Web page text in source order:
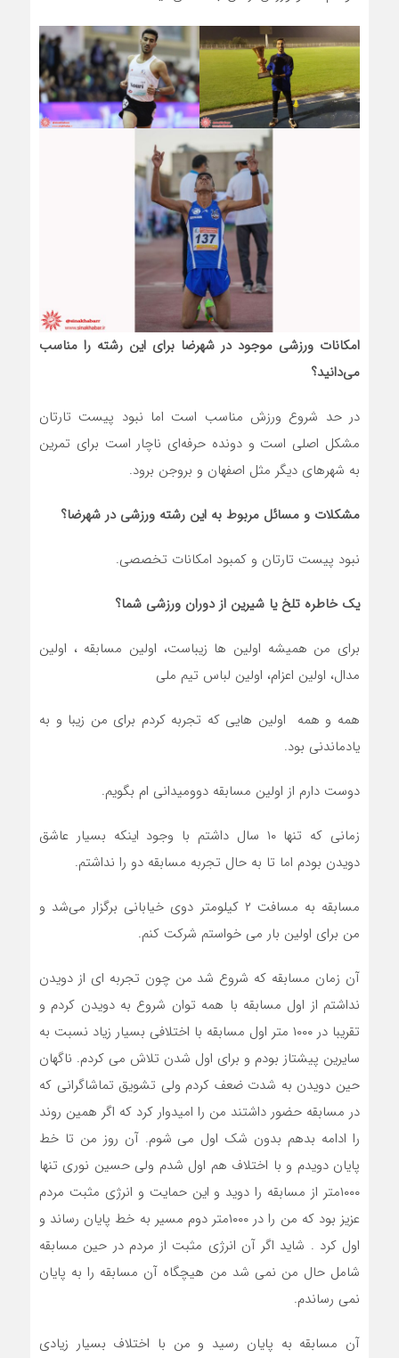
امکانات ورزشی موجود در شهرضا برای این رشته را مناسب
می‌دانید؟
در حد شروع ورزش مناسب است اما نبود پیست تارتان
مشکل اصلی است و دونده حرفه‌ای ناچار است برای تمرین
به شهرهای دیگر مثل اصفهان و بروجن برود.
مشکلات و مسائل مربوط به این رشته ورزشی در شهرضا؟
نبود پیست تارتان و کمبود امکانات تخصصی.
یک خاطره تلخ یا شیرین از دوران ورزشی شما؟
برای من همیشه اولین ها زیباست، اولین مسابقه ، اولین
مدال، اولین اعزام، اولین لباس تیم ملی
همه و همه اولین هایی که تجربه کردم برای من زیبا و به
یادماندنی‌ بود.
دوست دارم از اولین مسابقه دوومیدانی ام بگویم.
زمانی که تنها ۱۰ سال داشتم با وجود اینکه بسیار عاشق
دویدن بودم اما تا به حال تجربه مسابقه دو را نداشتم.
مسابقه به مسافت ۲ کیلومتر دوی خیابانی برگزار می‌شد و
من برای اولین بار می خواستم شرکت کنم.
آن زمان مسابقه که شروع شد من چون تجربه ای از دویدن
نداشتم از اول مسابقه با همه توان شروع به دویدن کردم و
تقریبا در ۱۰۰۰ متر اول مسابقه با اختلافی بسیار زیاد نسبت به
سایرین پیشتاز بودم و برای اول شدن تلاش می کردم. ناگهان
حین دویدن به شدت ضعف کردم ولی تشویق تماشاگرانی که
در مسابقه حضور داشتند من را امیدوار کرد که اگر همین روند
را ادامه بدهم بدون شک اول می شوم. آن روز من تا خط
پایان دویدم و با اختلاف هم اول شدم ولی حسین نوری تنها
۱۰۰۰متر از مسابقه را دوید و این حمایت و انرژی مثبت مردم
عزیز بود که من را در ۱۰۰۰متر دوم مسیر به خط پایان رساند و
اول کرد . شاید اگر آن انرژی مثبت از مردم در حین مسابقه
شامل حال من نمی شد من هیچگاه آن مسابقه را به پایان
نمی رساندم.‌
آن مسابقه به پایان رسید و من با اختلاف بسیار زیادی